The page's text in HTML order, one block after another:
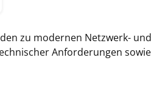
zu modernen Netzwerk-
Anforderungen